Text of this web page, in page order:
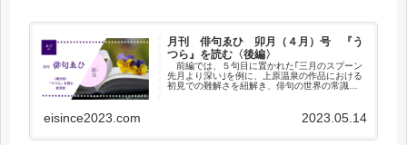
月刊 俳句ゑひ 卯月（４月）号 『う
つら』を読む〈後編〉
前編では、５句目に置かれた｢三月のスプーン
先月より深い｣を例に、上原温泉の作品における
初見での難解さを紐解き、俳句の世界の常識
た。続いて後編では、他の句も...
eisince2023.com 2023.05.14